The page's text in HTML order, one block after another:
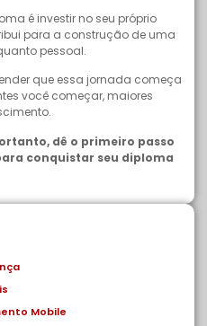
é investir no seu próprio
para a construção de uma
pessoal.
que essa jornada começa
você começar, maiores
dê o primeiro passo
conquistar seu diploma
Mobile